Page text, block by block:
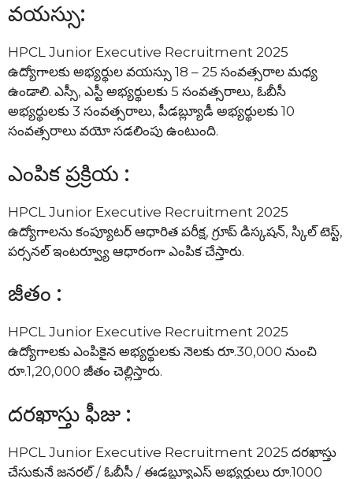
వయస్సు:
HPCL Junior Executive Recruitment 2025
ఉద్యోగాలకు అభ్యర్థుల వయస్సు 18 – 25 సంవత్సరాల మధ్య
ఉండాలి. ఎస్సీ, ఎస్టీ అభ్యర్థులకు 5 సంవత్సరాలు, ఓబీసీ
అభ్యర్థులకు 3 సంవత్సరాలు, పీడబ్ల్యూడీ అభ్యర్థులకు 10
సంవత్సరాలు వయో సడలింపు ఉంటుంది.
ఎంపిక ప్రక్రియ :
HPCL Junior Executive Recruitment 2025
ఉద్యోగాలను కంప్యూటర్ ఆధారిత పరీక్ష, గ్రూప్ డిస్కషన్, స్కిల్ టెస్ట్,
పర్సనల్ ఇంటర్వ్యూ ఆధారంగా ఎంపిక చేస్తారు.
జీతం :
HPCL Junior Executive Recruitment 2025
ఉద్యోగాలకు ఎంపికైన అభ్యర్థులకు నెలకు రూ.30,000 నుంచి
రూ.1,20,000 జీతం చెల్లిస్తారు.
దరఖాస్తు ఫీజు :
HPCL Junior Executive Recruitment 2025 దరఖాస్తు
చేసుకునే జనరల్ / ఓబీసీ / ఈడబ్ల్యూఎస్ అభ్యర్థులు రూ.1000